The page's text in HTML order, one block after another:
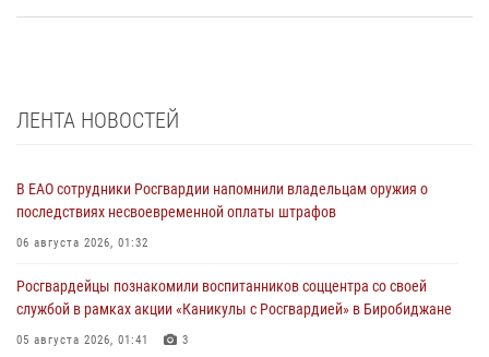
ЛЕНТА НОВОСТЕЙ
В ЕАО сотрудники Росгвардии напомнили владельцам оружия о
последствиях несвоевременной оплаты штрафов
06 августа 2026, 01:32
Росгвардейцы познакомили воспитанников соццентра со своей
службой в рамках акции «Каникулы с Росгвардией» в Биробиджане
05 августа 2026, 01:41 3